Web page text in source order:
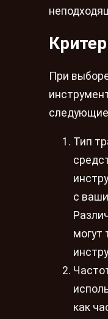
При
Тип
с
могут
как